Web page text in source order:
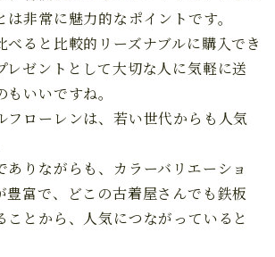
は非常に魅力的なポイントです。
べると比較的リーズナブルに購入でき
レゼントとして大切な人に気軽に送
いいですね。
フローレンは、若い世代からも人気
ありながらも、カラーバリエーショ
豊富で、どこの古着屋さんでも鉄板
ことから、人気につながっていると